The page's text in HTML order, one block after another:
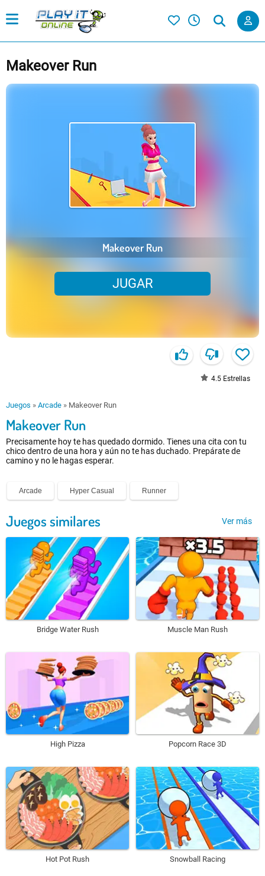
Makeover Run
Makeover Run
JUGAR
4.5 Estrellas
Juegos » Arcade » Makeover Run
Makeover Run
Precisamente hoy te has quedado dormido. Tienes una cita con tu
chico dentro de una hora y aún no te has duchado. Prepárate de
camino y no le hagas esperar.
Arcade Hyper Casual Runner
Juegos similares Ver más
Bridge Water Rush Muscle Man Rush
High Pizza Popcorn Race 3D
Hot Pot Rush Snowball Racing